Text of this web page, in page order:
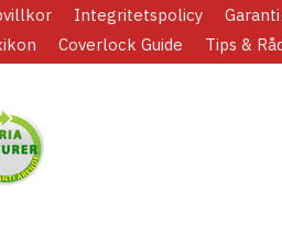
Integritetspolicy Garanti
Coverlock Guide Tips &